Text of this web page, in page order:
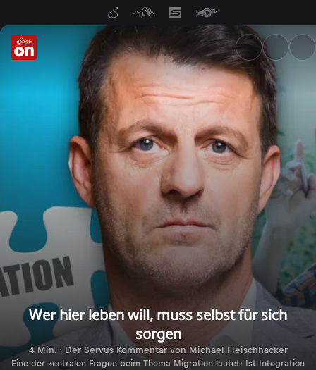
ServusTV On: Livestreams,
Wer hier leben will, muss selbst für sich
sorgen
4 Min. · Der Servus Kommentar von Michael Fleischhacker
Eine der zentralen Fragen beim Thema Migration lautet: Ist Integration